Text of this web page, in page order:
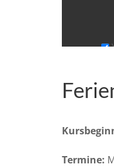
Termine: